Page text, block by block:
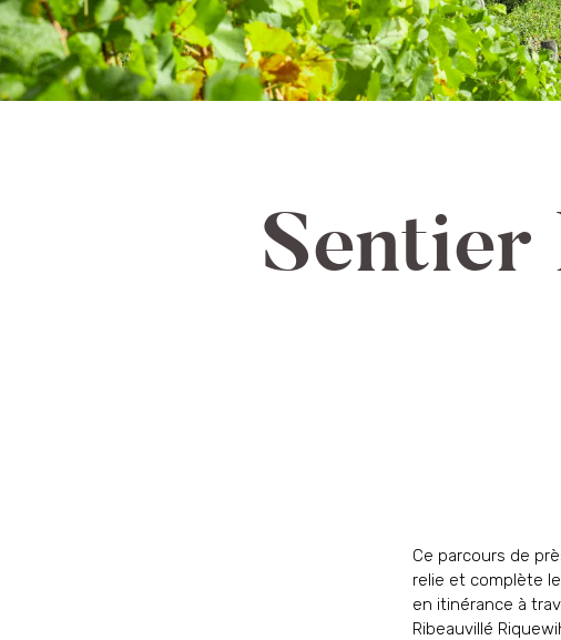
Sentier
Ce parcours de
relie et complète
en itinérance à
Ribeauvillé